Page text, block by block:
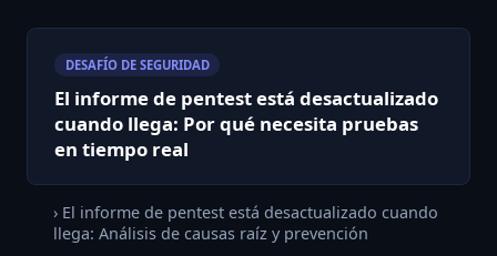
DESAFÍO DE SEGURIDAD
El informe de pentest está desactualizado
cuando llega: Por qué necesita pruebas
en tiempo real
› El informe de pentest está desactualizado cuando
llega: Análisis de causas raíz y prevención